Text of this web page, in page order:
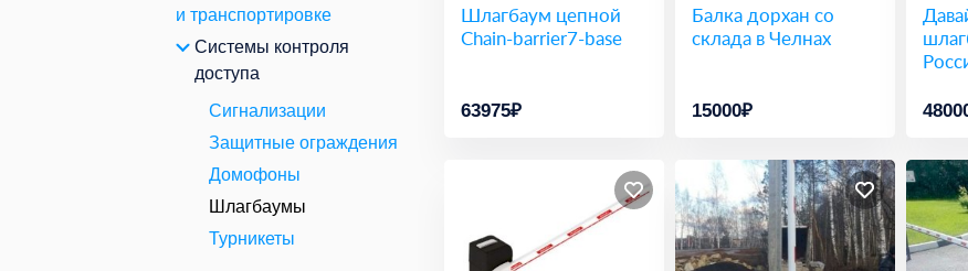
и транспортировке
Системы контроля
доступа
Сигнализации
Защитные ограждения
Домофоны
Шлагбаумы
Турникеты
Шлагбаум цепной
Chain-barrier7-base
63975₽
Балка дорхан со
склада в Челнах
15000₽